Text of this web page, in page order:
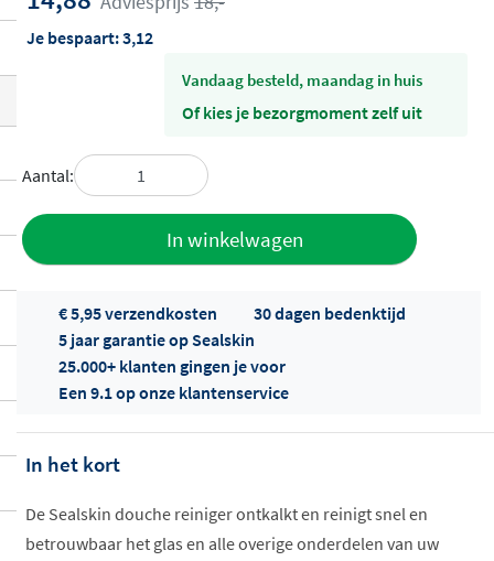
Je bespaart:3,12
vandaag besteld, maandag in huis
Of kies je bezorgmoment zelf uit
Aantal:
In winkelwagen
Offertes
€ 5,95 verzendkosten
30 dagen bedenktijd
5 jaar garantie op Sealskin
25.000+ klanten gingen je voor
Een 9.1 op onze klantenservice
In het kort
De Sealskin douche reiniger ontkalkt en reinigt snel en
betrouwbaar het glas en alle overige onderdelen van uw